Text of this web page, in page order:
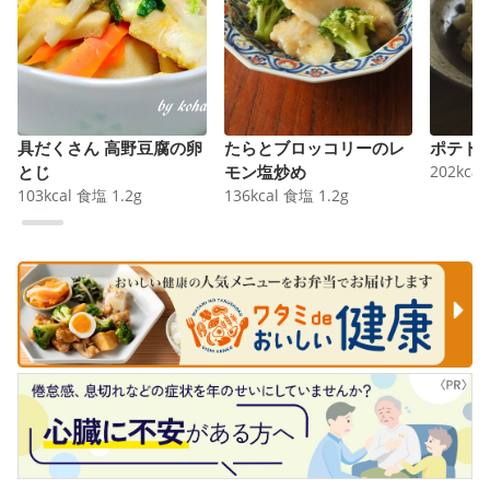
具だくさん 高野豆腐の卵
とじ
103kcal 食塩 1.2g
たらとブロッコリーのレ
モン塩炒め
136kcal 食塩 1.2g
ポテト
202kcal